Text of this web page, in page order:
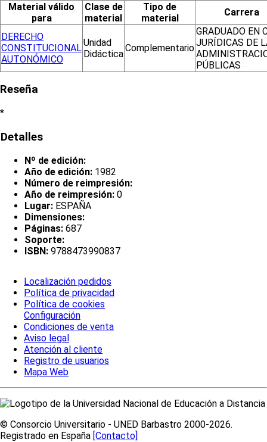
Material válido
para
Clase de
material
Tipo de
material
Carrera
DERECHO
CONSTITUCIONAL
AUTONÓMICO
Unidad
Didáctica
Complementario
GRADUADO EN
JURÍDICAS DE
PÚBLICAS
Reseña
*
Detalles
Nº de edición:
Año de edición: 1982
Número de reimpresión:
Año de reimpresión: 0
Lugar: ESPAÑA
Dimensiones:
Páginas: 687
Soporte:
ISBN: 9788473990837
Localización pedidos
Política de privacidad
Política de cookies
Configuración
Condiciones de venta
Aviso legal
Atención al cliente
Registro de usuarios
Mapa Web
© Consorcio Universitario - UNED Barbastro 2000-2026.
Registrado en España [Contacto]